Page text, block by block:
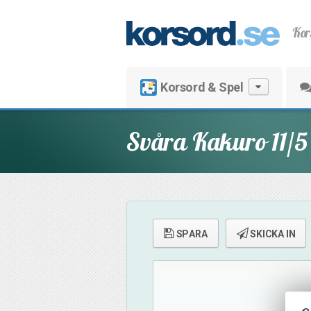
Korsord & Spel
Svåra Kakuro 11/5
SPARA SKICKA IN